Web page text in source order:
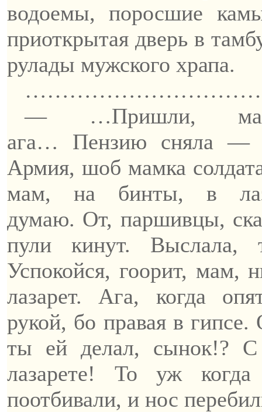
водоемы, поросшие
приоткрытая дверь в
рулады мужского храпа.
— …Пришли,
ага… Пензию сняла —
Армия,шоб мамка
мам, на бинты, в
думаю. От, паршивцы,
пули кинут. Выслала,
Успокойся, гоорит, мам,
лазарет. Ага, когда
рукой, бо праваяв гипсе.
ты ей делал, сынок!?
лазарете! То уж
поотбивали, и нос